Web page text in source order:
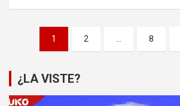
Paginación
entradas
1 2 … 8
¿LA VISTE?